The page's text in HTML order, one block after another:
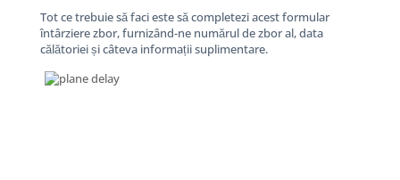
Tot ce trebuie să faci este să completezi acest formular
întârziere zbor, furnizând-ne numărul de zbor al, data
călătoriei și câteva informații suplimentare.